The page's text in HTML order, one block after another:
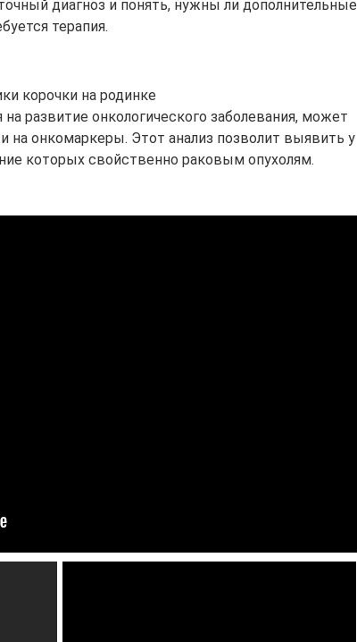
диагноз и понять, нужны ли дополнительные
терапия.
корочки на родинке
развитие онкологического заболевания, может
на онкомаркеры. Этот анализ позволит выявить у
которых свойственно раковым опухолям.